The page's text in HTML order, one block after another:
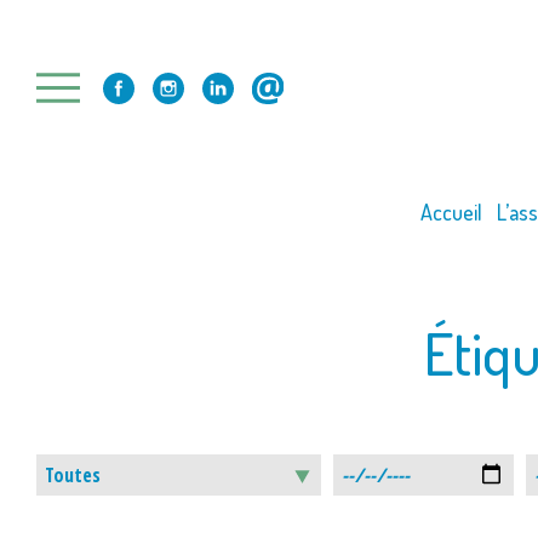
content
Accueil